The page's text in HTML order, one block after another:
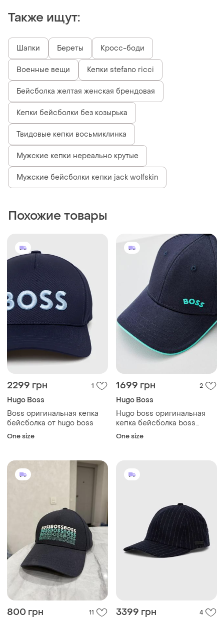
Также ищут:
Шапки Береты Кросс-боди
Военные вещи Кепки stefano ricci
Бейсболка желтая женская брендовая
Кепки бейсболки без козырька
Твидовые кепки восьмиклинка
Мужские кепки нереально крутые
Мужские бейсболки кепки jack wolfskin
Похожие товары
2299 грн 1
Hugo Boss
Boss оригинальная кепка
бейсболка от hugo boss
One size
1699 грн 2
Hugo Boss
Hugo boss оригинальная
кепка бейсболка boss
atleisure
One size
800 грн 11 3399 грн 4